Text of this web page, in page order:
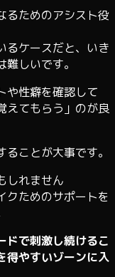
るためのアシスト役
るケースだと、いき
しいです。
や性癖を確認して
えてもらう」のが良
ることが大事です。
しれません
クためのサポートを
ドで刺激し続けるこ
得やすいゾーンに入